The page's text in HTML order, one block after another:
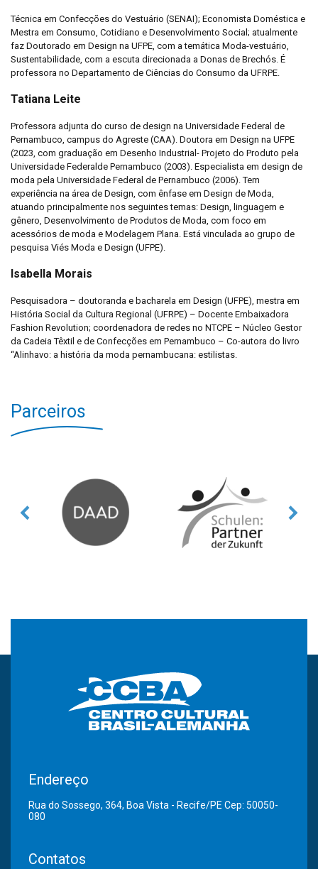
Técnica em Confecções do Vestuário (SENAI); Economista Doméstica e
Mestra em Consumo, Cotidiano e Desenvolvimento Social; atualmente
faz Doutorado em Design na UFPE, com a temática Moda-vestuário,
Sustentabilidade, com a escuta direcionada a Donas de Brechós. É
professora no Departamento de Ciências do Consumo da UFRPE.
Tatiana Leite
Professora adjunta do curso de design na Universidade Federal de
Pernambuco, campus do Agreste (CAA). Doutora em Design na UFPE
(2023, com graduação em Desenho Industrial- Projeto do Produto pela
Universidade Federalde Pernambuco (2003). Especialista em design de
moda pela Universidade Federal de Pernambuco (2006). Tem
experiência na área de Design, com ênfase em Design de Moda,
atuando principalmente nos seguintes temas: Design, linguagem e
gênero, Desenvolvimento de Produtos de Moda, com foco em
acessórios de moda e Modelagem Plana. Está vinculada ao grupo de
pesquisa Viés Moda e Design (UFPE).
Isabella Morais
Pesquisadora – doutoranda e bacharela em Design (UFPE), mestra em
História Social da Cultura Regional (UFRPE) – Docente Embaixadora
Fashion Revolution; coordenadora de redes no NTCPE – Núcleo Gestor
da Cadeia Têxtil e de Confecções em Pernambuco – Co-autora do livro
“Alinhavo: a história da moda pernambucana: estilistas.
Parceiros
Endereço
Rua do Sossego, 364, Boa Vista - Recife/PE Cep: 50050-
080
Contatos